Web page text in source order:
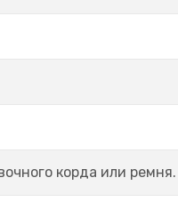
корда или ремня.